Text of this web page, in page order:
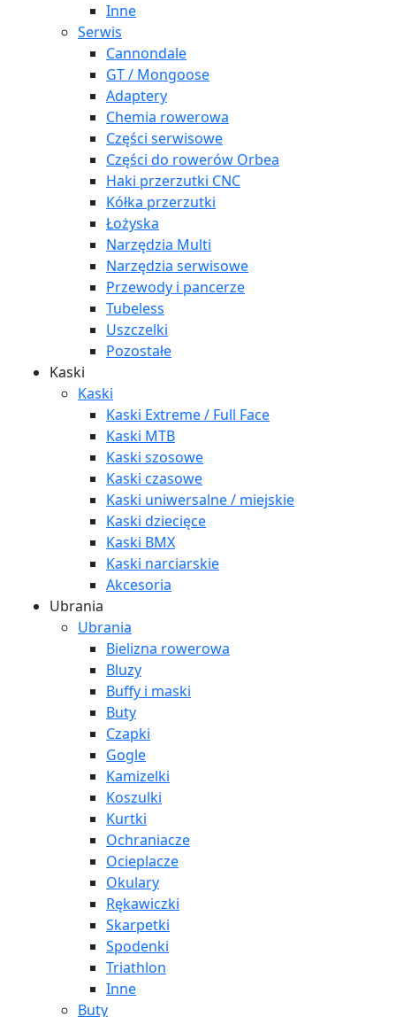
Inne
Serwis
Cannondale
GT / Mongoose
Adaptery
Chemia rowerowa
Części serwisowe
Części do rowerów Orbea
Haki przerzutki CNC
Kółka przerzutki
Łożyska
Narzędzia Multi
Narzędzia serwisowe
Przewody i pancerze
Tubeless
Uszczelki
Pozostałe
Kaski
Kaski
Kaski Extreme / Full Face
Kaski MTB
Kaski szosowe
Kaski czasowe
Kaski uniwersalne / miejskie
Kaski dziecięce
Kaski BMX
Kaski narciarskie
Akcesoria
Ubrania
Ubrania
Bielizna rowerowa
Bluzy
Buffy i maski
Buty
Czapki
Gogle
Kamizelki
Koszulki
Kurtki
Ochraniacze
Ocieplacze
Okulary
Rękawiczki
Skarpetki
Spodenki
Triathlon
Inne
Buty